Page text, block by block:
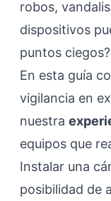
robos,
dispositivos
puntos
En esta guía
vigilancia en
nuestra
equipos que
Instalar una
posibilidad de